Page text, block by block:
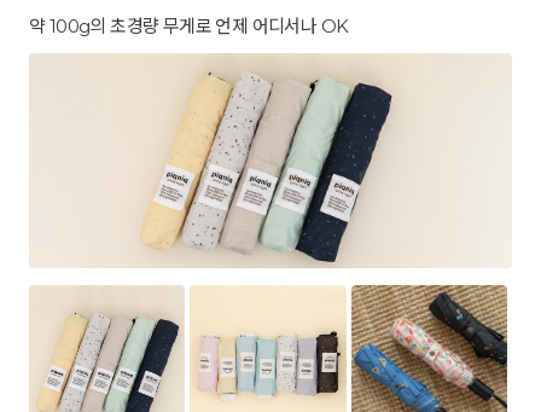
약 100g의 초경량 무게로 언제 어디서나 OK